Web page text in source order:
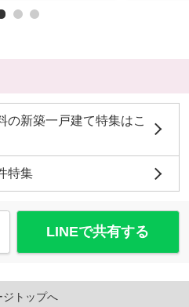
の新築一戸建て特集はこ
特集
LINEで共有する
ジトップへ